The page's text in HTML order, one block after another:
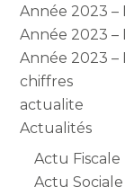
Année 2023 –
Année 2023 –
Année 2023 –
chiffres
actualite
Actualités
Actu Fiscale
Actu Sociale